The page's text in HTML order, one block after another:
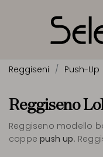
Reggiseni Push-Up
Reggiseno
Reggiseno modello
coppepush up.